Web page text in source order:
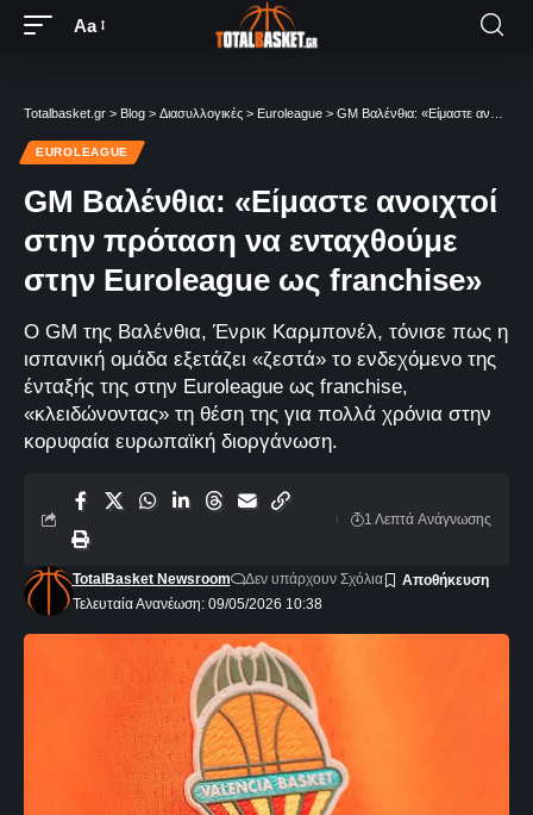
Aa
Totalbasket.gr > Blog > Διασυλλογικές > Euroleague > GM Βαλένθια: «Είμαστε ανοιχτοί στην πρόταση να ενταχθούμε στην Euroleague ως franchise»
EUROLEAGUE
GM Βαλένθια: «Είμαστε ανοιχτοί
στην πρόταση να ενταχθούμε
στην Euroleague ως franchise»
Ο GM της Βαλένθια, Ένρικ Καρμπονέλ, τόνισε πως η
ισπανική ομάδα εξετάζει «ζεστά» το ενδεχόμενο της
ένταξής της στην Euroleague ως franchise,
«κλειδώνοντας» τη θέση της για πολλά χρόνια στην
κορυφαία ευρωπαϊκή διοργάνωση.
Τελευταία Ανανέωση: 09/05/2026 10:38
TotalBasket Newsroom Δεν υπάρχουν Σχόλια
1 Λεπτά Aνάγνωσης